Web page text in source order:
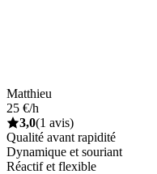
Matthieu
25 €/h
3,0(1 avis)
Qualité avant rapidité
Dynamique et souriant
Réactif et flexible